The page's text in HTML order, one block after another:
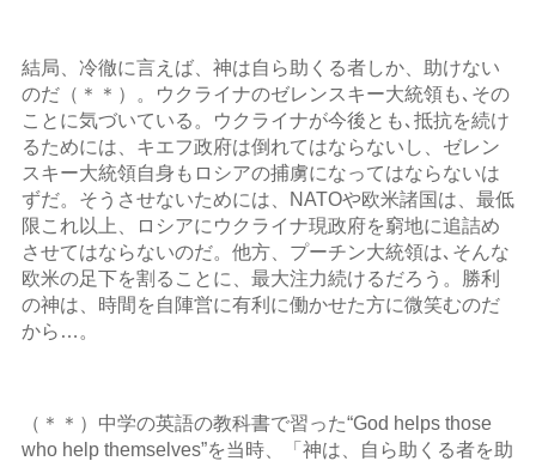
結局、冷徹に言えば、神は自ら助くる者しか、助けない
のだ（＊＊）。ウクライナのゼレンスキー大統領も､その
ことに気づいている。ウクライナが今後とも､抵抗を続け
るためには、キエフ政府は倒れてはならないし、ゼレン
スキー大統領自身もロシアの捕虜になってはならないは
ずだ。そうさせないためには、NATOや欧米諸国は、最低
限これ以上、ロシアにウクライナ現政府を窮地に追詰め
させてはならないのだ。他方、プーチン大統領は､そんな
欧米の足下を割ることに、最大注力続けるだろう。勝利
の神は、時間を自陣営に有利に働かせた方に微笑むのだ
から…。
（＊＊）中学の英語の教科書で習った“God helps those
who help themselves”を当時、「神は、自ら助くる者を助